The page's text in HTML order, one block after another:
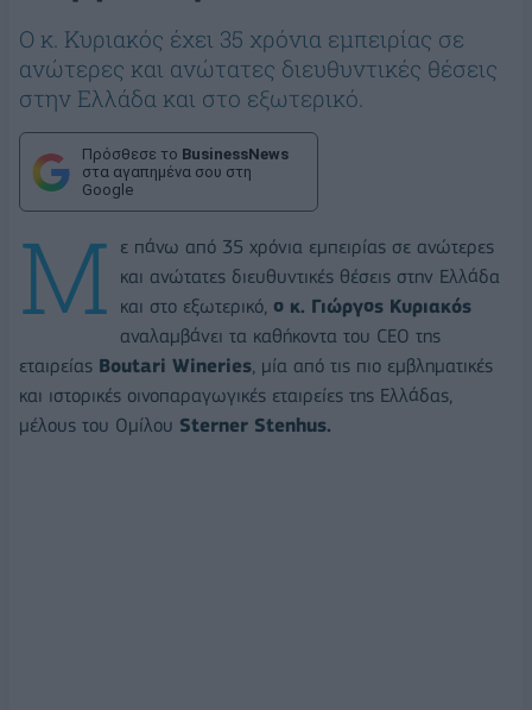
Ο κ. Κυριακός έχει 35 χρόνια εμπειρίας σε
ανώτερες και ανώτατες διευθυντικές θέσεις
στην Ελλάδα και στο εξωτερικό.
Πρόσθεσε το BusinessNews
στα αγαπημένα σου στη
Google
Μ
ε πάνω από 35 χρόνια εμπειρίας σε ανώτερες
και ανώτατες διευθυντικές θέσεις στην Ελλάδα
και στο εξωτερικό, ο κ. Γιώργος Κυριακός
αναλαμβάνει τα καθήκοντα του CEO της
εταιρείας Boutari Wineries, μία από τις πιο εμβληματικές
και ιστορικές οινοπαραγωγικές εταιρείες της Ελλάδας,
μέλους του Ομίλου Sterner Stenhus.